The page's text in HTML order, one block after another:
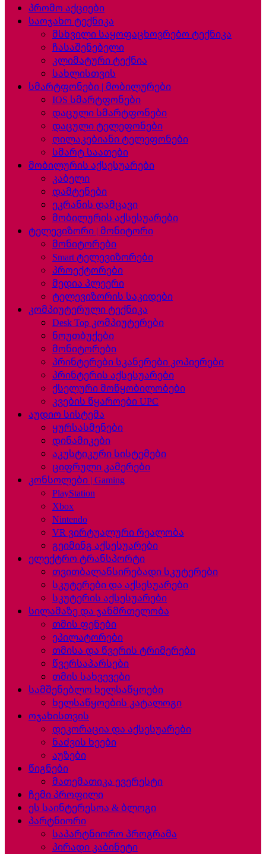
პრომო აქციები
საოჯახო ტექნიკა
მსხვილი საყოფაცხოვრებო ტექნიკა
ჩასაშენებელი
კლიმატური ტექნია
სახლისთვის
სმარტფონები | მობილურები
IOS სმარტფონები
დაცული სმარტფონები
დაცული ტელეფონები
ღილაკებიანი ტელეფონები
სმარტ საათები
მობილურის აქსესუარები
კაბელი
დამტენები
ეკრანის დამცავი
მობილურის აქსესუარები
ტელევიზორი | მონიტორი
მონიტორები
Smart ტელევიზორები
პროექტორები
მედია პლეერი
ტელევიზორის საკიდები
კომპიუტერული ტექნიკა
Desk Top კომპიუტერები
ნოუთბუქები
მონიტორები
პრინტერები სკანერები კოპიერები
პრინტერის აქსესუარები
ქსელური მოწყობილობები
კვების წყაროები UPC
აუდიო სისტემა
ყურსასმენები
დინამიკები
აკუსტიკური სისტემები
ციფრული კამერები
კონსოლები | Gaming
PlayStation
Xbox
Nintendo
VR ვირტუალური რეალობა
გეიმინგ აქსესუარები
ელექტრო ტრანსპორტი
თვითბალანსირებადი სკუტერები
სკუტერები და აქსესუარები
სკუტერის აქსესუარები
სილამაზე და ჯანმრთელობა
თმის ფენები
ეპილატორები
თმისა და წვერის ტრიმერები
წვერსაპარსები
თმის სახვევები
სამშენებლო ხელსაწყოები
ხელსაწყოების კატალოგი
ოჯახისთვის
დეკორაცია და აქსესუარები
ნაძვის ხეები
აუზები
წიგნები
მათემათიკა ევერესტი
ჩემი პროფილი
ეს საინტერესოა & ბლოგი
პარტნიორი
საპარტნიორო პროგრამა
პირადი კაბინეტი